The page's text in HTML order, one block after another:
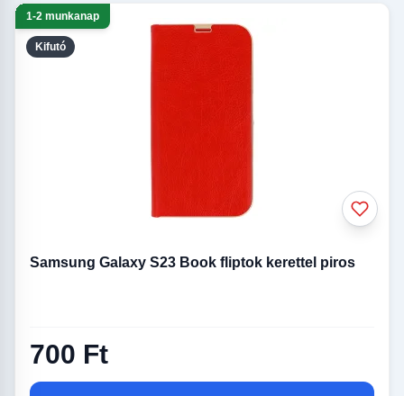
Kifutó
1-2 munkanap
Samsung Galaxy S23 Book fliptok kerettel piros
700 Ft